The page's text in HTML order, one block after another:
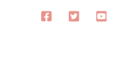
facebooktwitteryoutube